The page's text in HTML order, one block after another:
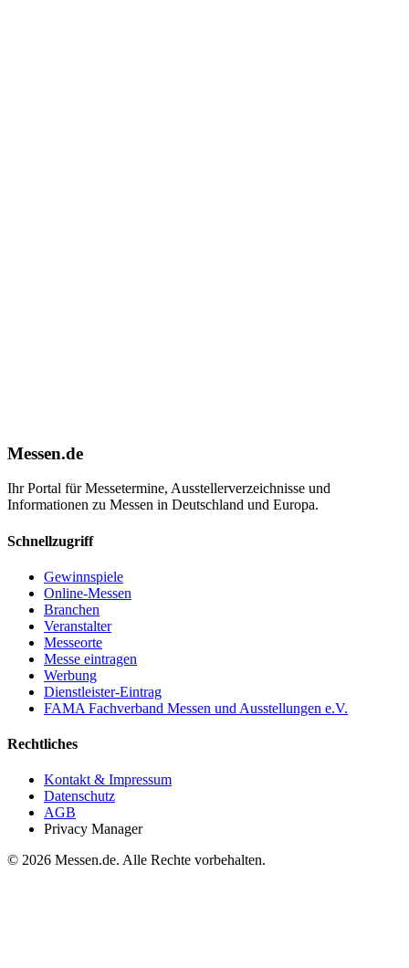
Messen.de
Ihr Portal für Messetermine, Ausstellerverzeichnisse und
Informationen zu Messen in Deutschland und Europa.
Schnellzugriff
Gewinnspiele
Online-Messen
Branchen
Veranstalter
Messeorte
Messe eintragen
Werbung
Dienstleister-Eintrag
FAMA Fachverband Messen und Ausstellungen e.V.
Rechtliches
Kontakt & Impressum
Datenschutz
AGB
Privacy Manager
© 2026 Messen.de. Alle Rechte vorbehalten.